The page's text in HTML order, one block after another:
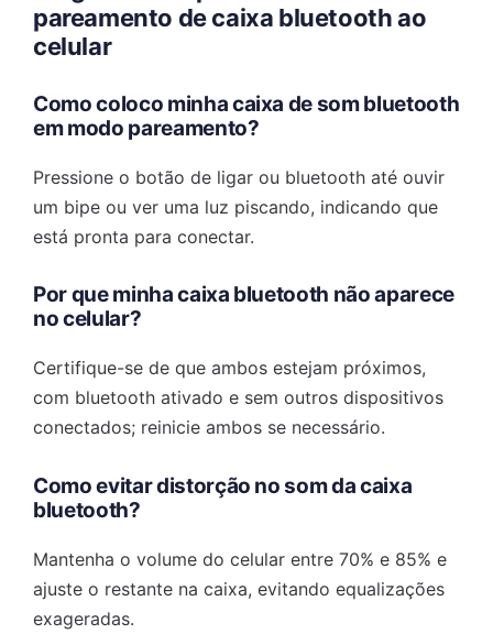
pareamento de caixa bluetooth ao
celular
Como coloco minha caixa de som bluetooth
em modo pareamento?
Pressione o botão de ligar ou bluetooth até ouvir
um bipe ou ver uma luz piscando, indicando que
está pronta para conectar.
Por que minha caixa bluetooth não aparece
no celular?
Certifique-se de que ambos estejam próximos,
com bluetooth ativado e sem outros dispositivos
conectados; reinicie ambos se necessário.
Como evitar distorção no som da caixa
bluetooth?
Mantenha o volume do celular entre 70% e 85% e
ajuste o restante na caixa, evitando equalizações
exageradas.